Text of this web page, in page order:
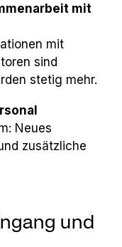
mit
mit
sind
stetig mehr.
Neues
zusätzliche
und